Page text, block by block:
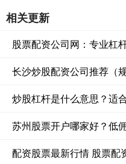
相关更新
股票配资公司网：专业杠
长沙炒股配资公司推荐（规
炒股杠杆是什么意思？适
苏州股票开户哪家好？低
配资股票最新行情 股票配